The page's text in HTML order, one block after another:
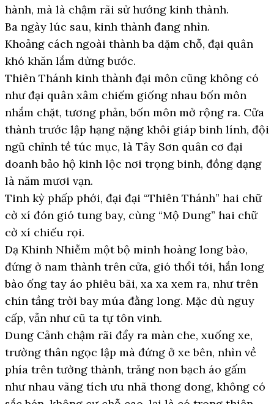
hành, mà là chậm rãi sử hướng kinh thành.
Ba ngày lúc sau, kinh thành đang nhìn.
Khoảng cách ngoài thành ba dặm chỗ, đại quân
khó khăn lắm dừng bước.
Thiên Thánh kinh thành đại môn cũng không có
như đại quân xâm chiếm giống nhau bốn môn
nhắm chặt, tương phản, bốn môn mở rộng ra. Cửa
thành trước lập hạng nặng khôi giáp binh lính, đội
ngũ chỉnh tề túc mục, là Tây Sơn quân cơ đại
doanh bảo hộ kinh lộc nơi trọng binh, đồng dạng
là năm mươi vạn.
Tinh kỳ phấp phới, đại đại “Thiên Thánh” hai chữ
cờ xí đón gió tung bay, cùng “Mộ Dung” hai chữ
cờ xí chiếu rọi.
Dạ Khinh Nhiễm một bộ minh hoàng long bào,
đứng ở nam thành trên cửa, gió thổi tới, hắn long
bào ống tay áo phiêu bãi, xa xa xem ra, như trên
chín tầng trời bay múa đằng long. Mặc dù nguy
cấp, vẫn như cũ ta tự tôn vinh.
Dung Cảnh chậm rãi đẩy ra màn che, xuống xe,
trường thân ngọc lập mà đứng ở xe bên, nhìn về
phía trên tường thành, trăng non bạch áo gấm
như nhau vãng tích ưu nhã thong dong, không có